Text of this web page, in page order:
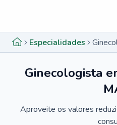
Especialidades
Ginecologista
Aproveite os valores